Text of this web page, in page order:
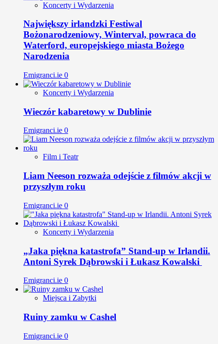
Koncerty i Wydarzenia
Największy irlandzki Festiwal
Bożonarodzeniowy, Winterval, powraca do
Waterford, europejskiego miasta Bożego
Narodzenia
Emigranci.ie 0
Koncerty i Wydarzenia
Wieczór kabaretowy w Dublinie
Emigranci.ie 0
Film i Teatr
Liam Neeson rozważa odejście z filmów akcji w
przyszłym roku
Emigranci.ie 0
Koncerty i Wydarzenia
„Jaka piękna katastrofa” Stand-up w Irlandii.
Antoni Syrek Dąbrowski i Łukasz Kowalski
Emigranci.ie 0
Miejsca i Zabytki
Ruiny zamku w Cashel
Emigranci.ie 0